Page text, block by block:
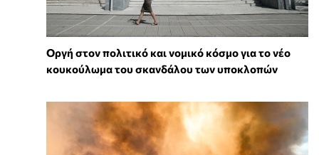
Οργή στον πολιτικό και νομικό κόσμο για το νέο
κουκούλωμα του σκανδάλου των υποκλοπών